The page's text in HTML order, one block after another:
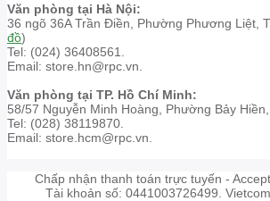
Văn phòng tại Hà Nội:
36 ngõ 36A Trần Điền, Phường Phương Liệt,
đồ)
Tel: (024) 36408561.
Email: store.hn@rpc.vn.
Văn phòng tại TP. Hồ Chí Minh:
58/57 Nguyễn Minh Hoàng, Phường Bảy Hiền,
Tel: (028) 38119870.
Email: store.hcm@rpc.vn.
Chấp nhận thanh toán trực tuyến -
Tài khoản số: 0441003726499.